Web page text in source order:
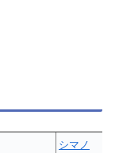
シマノ